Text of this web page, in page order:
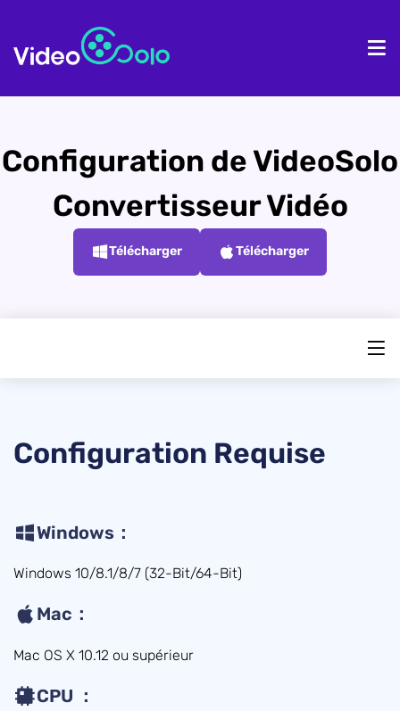
Configuration de VideoSolo
Convertisseur Vidéo
Télécharger Télécharger
Configuration Requise
Windows：
Windows 10/8.1/8/7 (32-Bit/64-Bit)
Mac：
Mac OS X 10.12 ou supérieur
CPU ：